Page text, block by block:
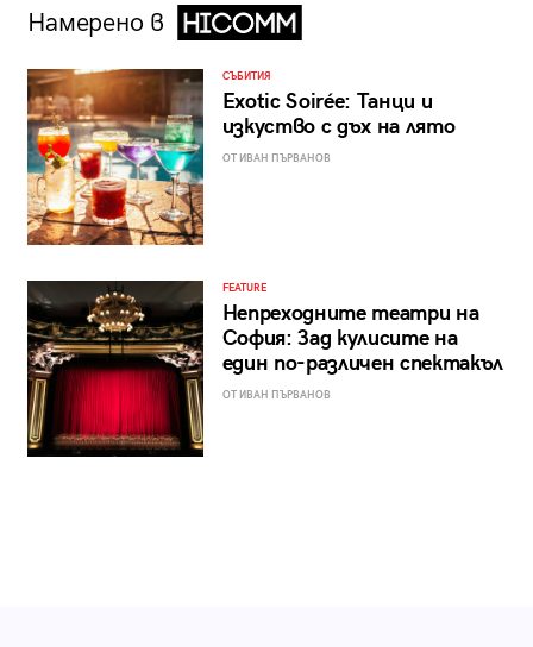
Намерено в
СЪБИТИЯ
Exotic Soirée: Танци и
изкуство с дъх на лято
ОТ ИВАН ПЪРВАНОВ
FEATURE
Непреходните театри на
София: Зад кулисите на
един по-различен спектакъл
ОТ ИВАН ПЪРВАНОВ